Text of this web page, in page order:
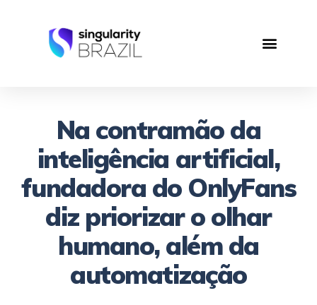
Na contramão da
inteligência artificial,
fundadora do OnlyFans
diz priorizar o olhar
humano, além da
automatização